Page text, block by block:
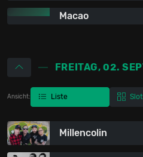
Macao
FREITAG, 02.
Ansicht: Liste
Millencolin